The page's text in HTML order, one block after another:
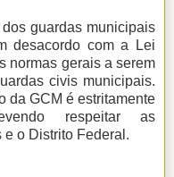
guardas municipais
desacordo com a Lei
normas gerais a serem
civis municipais.
da GCM é estritamente
respeitar as
o Distrito Federal.